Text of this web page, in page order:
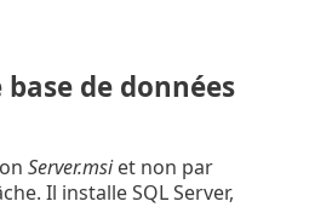
de données
Server.msiet non par
Il installe SQL Server,